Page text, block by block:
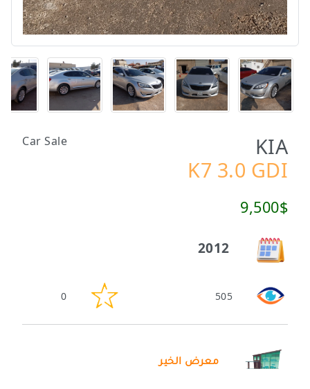
KIA
Car Sale
K7 3.0 GDI
9,500$
2012
505
0
معرض الخير